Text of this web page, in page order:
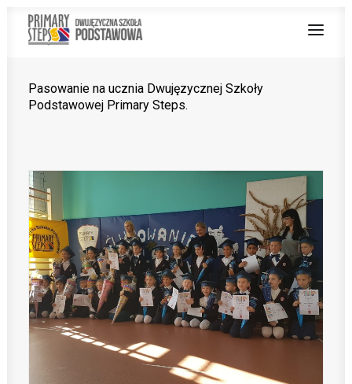
O NAS
OFERTA
Z ŻYCIA SZKOŁY
PRACUJ Z NAMI
STREFA RODZICA
PROJEKT UNIJNY
Pasowanie na ucznia Dwujęzycznej Szkoły
Podstawowej Primary Steps.